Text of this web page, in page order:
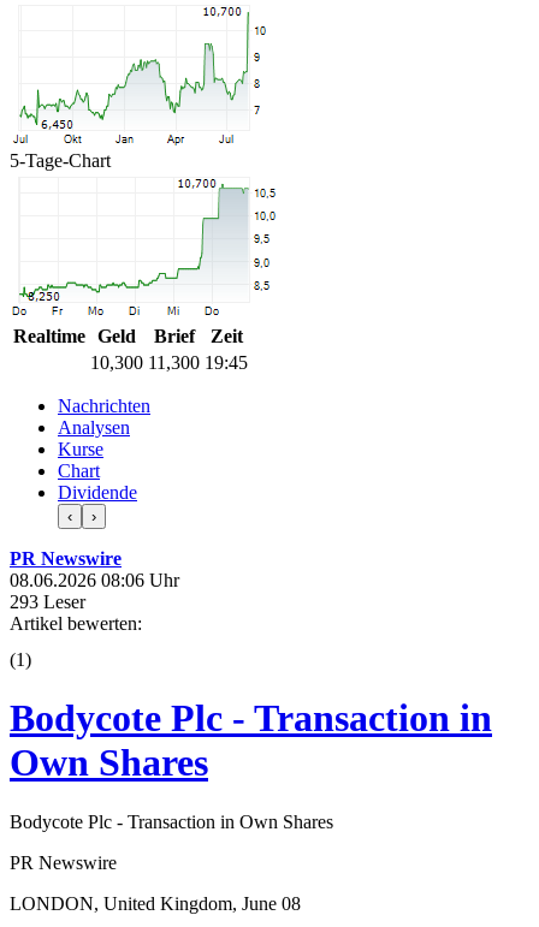
5-Tage-Chart
Realtime Geld Brief
Zeit
10,300 11,300 19:45
Nachrichten
Analysen
Kurse
Chart
Dividende
‹ ›
PR Newswire
08.06.2026 08:06 Uhr
293 Leser
Artikel bewerten:
(1)
Bodycote Plc - Transaction in
Own Shares
Bodycote Plc - Transaction in Own Shares
PR Newswire
LONDON, United Kingdom, June 08